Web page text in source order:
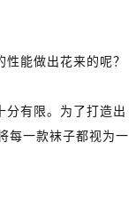
能做出花来的呢？
有限。为了打造出
每一款袜子都视为一